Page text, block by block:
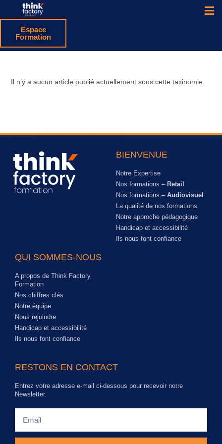
Espace
Formation
Il n’y a aucun article publié actuellement sous cette taxinomie.
BIENVENUE
Notre Expertise
Nos formations – Retail
Nos formations – Audiovisuel
La qualité de nos formations
Notre approche pédagogique
Handicap et accessibilité
Ils nous font confiance
QUI SOMMES-NOUS
A propos de Think Factory
Formation
Nos chiffres clés
Notre équipe
Nous rejoindre
Handicap et accessibilité
Ils nous font confiance
RESTONS EN CONTACT
Entrez votre adresse e-mail ci-dessous pour recevoir notre
Newsletter.